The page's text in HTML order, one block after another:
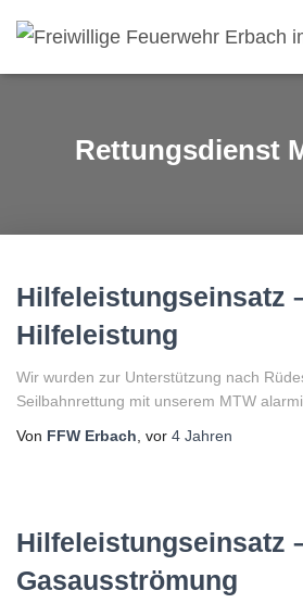
Rettungsdienst
Hilfeleistungseinsatz
Hilfeleistung
Wir wurden zur Unterstützung nach
Seilbahnrettung mit unserem MTW
Von FFW Erbach , vor 4 Jahren
Hilfeleistungseinsatz
Gasausströmung